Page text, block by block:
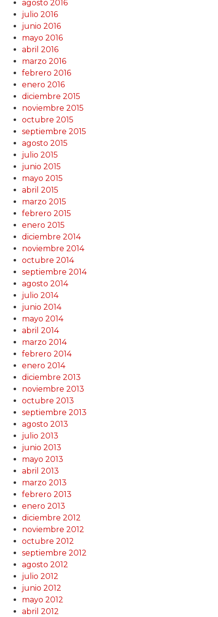
agosto 2016
julio 2016
junio 2016
mayo 2016
abril 2016
marzo 2016
febrero 2016
enero 2016
diciembre 2015
noviembre 2015
octubre 2015
septiembre 2015
agosto 2015
julio 2015
junio 2015
mayo 2015
abril 2015
marzo 2015
febrero 2015
enero 2015
diciembre 2014
noviembre 2014
octubre 2014
septiembre 2014
agosto 2014
julio 2014
junio 2014
mayo 2014
abril 2014
marzo 2014
febrero 2014
enero 2014
diciembre 2013
noviembre 2013
octubre 2013
septiembre 2013
agosto 2013
julio 2013
junio 2013
mayo 2013
abril 2013
marzo 2013
febrero 2013
enero 2013
diciembre 2012
noviembre 2012
octubre 2012
septiembre 2012
agosto 2012
julio 2012
junio 2012
mayo 2012
abril 2012